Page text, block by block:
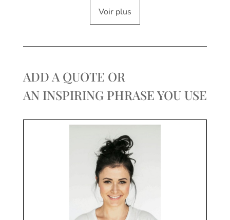
Voir plus
ADD A QUOTE OR
AN INSPIRING PHRASE YOU USE